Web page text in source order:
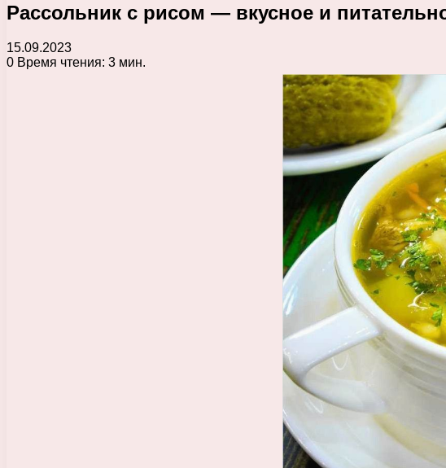
Рассольник с рисом — вкусное и
15.09.2023
0 Время чтения: 3 мин.